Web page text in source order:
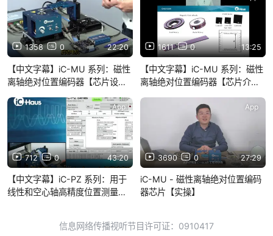
1358 0 22:20
【中文字幕】iC-MU 系列：磁性
离轴绝对位置编码器【芯片设
1611 0 13:25
【中文字幕】iC-MU 系列：磁性
离轴绝对位置编码器【芯片介
712 0 43:20
App
【中文字幕】iC-PZ 系列：用于
线性和空心轴高精度位置测量的
3690 0 27:29
App
iC-MU - 磁性离轴绝对位置编码
器芯片【实操】
信息网络传播视听节目许可证：0910417